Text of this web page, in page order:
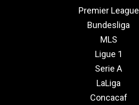
Premier League
Bundesliga
MLS
Ligue 1
Serie A
LaLiga
Concacaf